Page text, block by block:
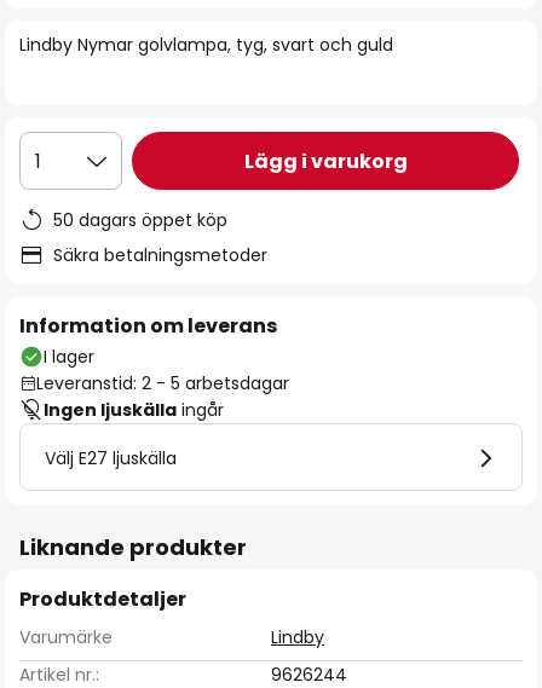
Lindby Nymar golvlampa, tyg, svart och guld
1 Lägg i varukorg
50 dagars öppet köp
Säkra betalningsmetoder
Information om leverans
I lager
Leveranstid: 2 - 5 arbetsdagar
Ingen ljuskälla ingår
Välj E27 ljuskälla
Liknande produkter
Produktdetaljer
Varumärke
Lindby
Artikel nr.:
9626244